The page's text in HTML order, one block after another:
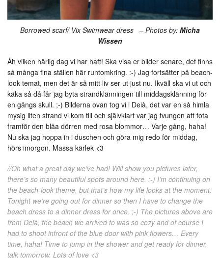
Borrowed scarf/ Vix Swimwear dress – Photos by: Micha
Wissen
Åh vilken härlig dag vi har haft! Ska visa er bilder senare, det finns
så många fina ställen här runtomkring. :-) Jag fortsätter på beach-
look temat, men det är så mitt liv ser ut just nu. Ikväll ska vi ut och
käka så då får jag byta strandklänningen till middagsklänning för
en gångs skull. ;-) Bilderna ovan tog vi i Deià, det var en så himla
mysig liten strand vi kom till och självklart var jag tvungen att fota
framför den blåa dörren med rosa blommor… Varje gång, haha!
Nu ska jag hoppa in i duschen och göra mig redo för middag,
hörs imorgon. Massa kärlek <3
//Oh what a great day we’ve had! Will show you pictures later,
there’s so many beautiful spots around here. :-) I’m continuing on
the beach-look theme, but that’s how my life looks at the moment.
Tonight we’re going out for dinner so then I have to change the
beach dress to a dinner dress for once. ;-) The pictures above are
from Deià, the beach we arrived to was so cozy and of course I
had to shoot infront of the blue door with pink flowers… Every
time, haha! Time to jump in the shower and get ready for dinner,
talk tomorrow. Lots of love <3